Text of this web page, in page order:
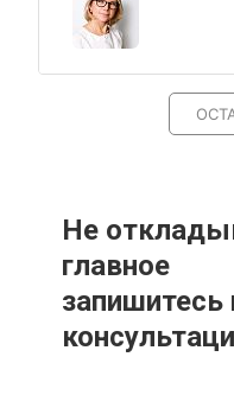
Не
главное
запишитесь